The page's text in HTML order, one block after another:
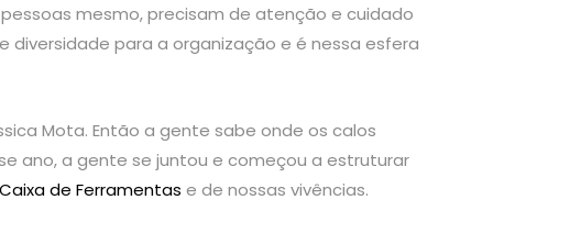
mesmo, precisam de atenção e cuidado
diversidade para a organização e é nessa esfera
Mota. Então a gente sabe onde os calos
ano, a gente se juntou e começou a estruturar
Caixa de Ferramentas e de nossas vivências.